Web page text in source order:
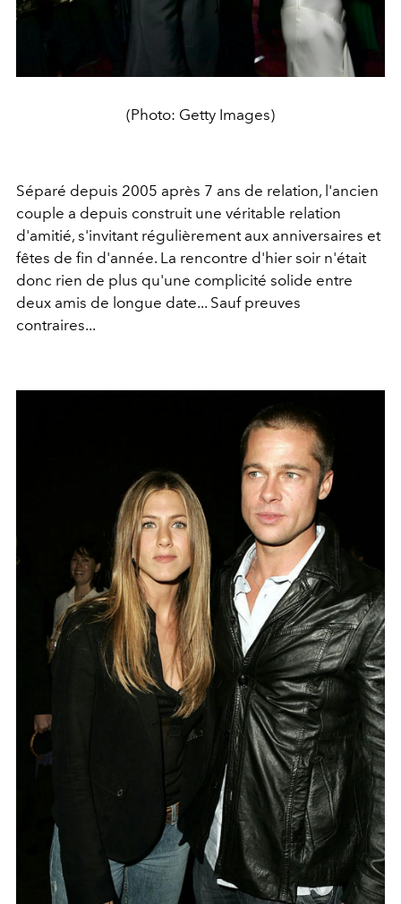
(Photo: Getty Images)
Séparé depuis 2005 après 7 ans de relation, l'ancien
couple a depuis construit une véritable relation
d'amitié, s'invitant régulièrement aux anniversaires et
fêtes de fin d'année. La rencontre d'hier soir n'était
donc rien de plus qu'une complicité solide entre
deux amis de longue date... Sauf preuves
contraires...